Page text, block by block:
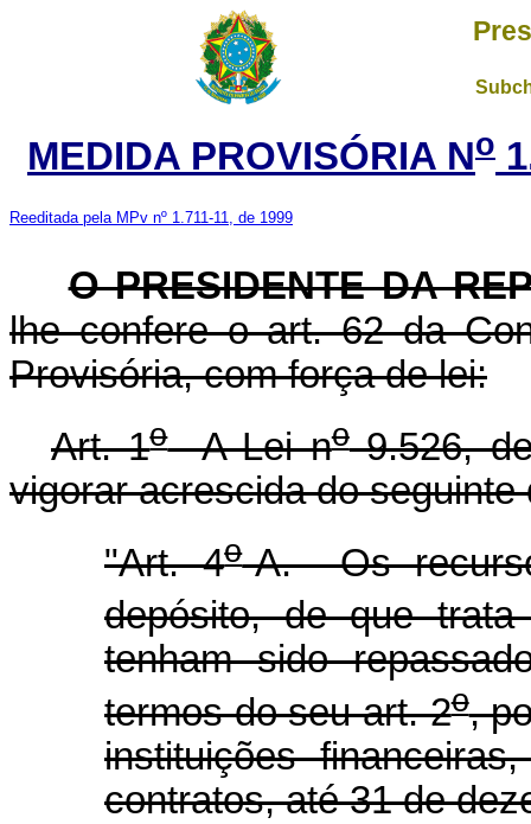
MEDIDA PROVISÓRIA No
Reeditada pela MPv nº 1.711-11, de 1999
O PRESIDENTE DA
lhe confere o art. 62 da
Provisória, com força de lei:
Art. 1oA Lei no9.526,
vigorar acrescida do seguinte
"Art. 4o-A. Os
depósito, de que
tenham sido
termos do seu art. 2o,
instituições
contratos, até 31 de